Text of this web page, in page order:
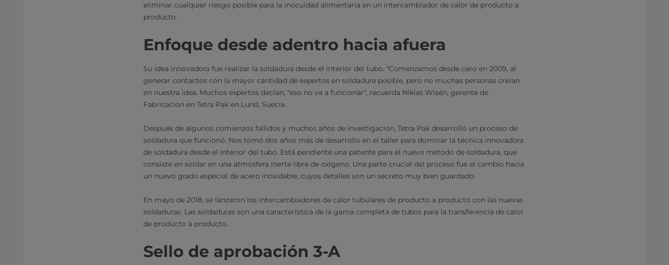
eliminar cualquier riesgo posible para la inocuidad alimentaria en un intercambiador de calor de producto a
producto.
Enfoque desde adentro hacia afuera
Su idea innovadora fue realizar la soldadura desde el interior del tubo. "Comenzamos desde cero en 2009, al
generar contactos con la mayor cantidad de expertos en soldadura posible, pero no muchas personas creían
en nuestra idea. Muchos expertos decían, "eso no va a funcionar", recuerda Niklas Wisén, gerente de
Fabricación en Tetra Pak en Lund, Suecia.
Después de algunos comienzos fallidos y muchos años de investigación, Tetra Pak desarrolló un proceso de
soldadura que funcionó. Nos tomó dos años más de desarrollo en el taller para dominar la técnica innovadora
de soldadura desde el interior del tubo. Está pendiente una patente para el nuevo método de soldadura, que
consiste en soldar en una atmósfera inerte libre de oxígeno. Una parte crucial del proceso fue el cambio hacia
un nuevo grado especial de acero inoxidable, cuyos detalles son un secreto muy bien guardado.
En mayo de 2018, se lanzaron los intercambiadores de calor tubulares de producto a producto con las nuevas
soldaduras. Las soldaduras son una característica de la gama completa de tubos para la transferencia de calor
de producto a producto.
Sello de aprobación 3-A